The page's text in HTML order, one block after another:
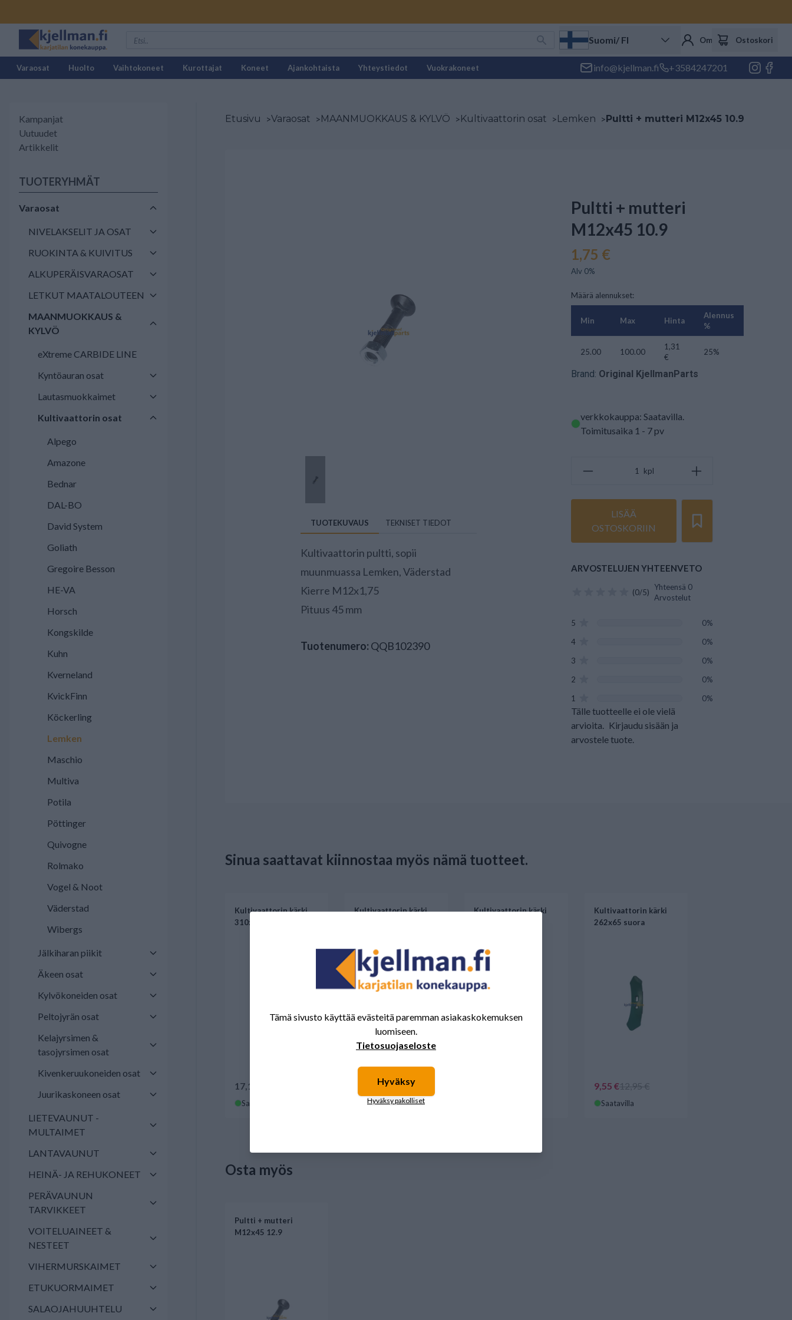
Suomi/ FI Oma tili Ostoskori
Varaosat Huolto Vaihtokoneet Kurottajat Koneet Ajankohtaista Yhteystiedot Vuokrakoneet info@kjellman.fi +3584247201
Kampanjat
Uutuudet
Artikkelit
TUOTERYHMÄT
Varaosat
NIVELAKSELIT JA OSAT
RUOKINTA & KUIVITUS
ALKUPERÄISVARAOSAT
LETKUT MAATALOUTEEN
MAANMUOKKAUS &
KYLVÖ
eXtreme CARBIDE LINE
Kyntöauran osat
Lautasmuokkaimet
Kultivaattorin osat
Alpego
Amazone
Bednar
DAL-BO
David System
Goliath
Gregoire Besson
HE-VA
Horsch
Kongskilde
Kuhn
Kverneland
KvickFinn
Köckerling
Lemken
Maschio
Multiva
Potila
Pöttinger
Quivogne
Rolmako
Vogel & Noot
Väderstad
Wibergs
Jälkiharan piikit
Äkeen osat
Kylvökoneiden osat
Peltojyrän osat
Kelajyrsimen &
tasojyrsimen osat
Kivenkeruukoneiden osat
Juurikaskoneen osat
LIETEVAUNUT -
MULTAIMET
LANTAVAUNUT
HEINÄ- JA REHUKONEET
PERÄVAUNUN
TARVIKKEET
VOITELUAINEET &
NESTEET
VIHERMURSKAIMET
ETUKUORMAIMET
SALAOJAHUUHTELU
Etusivu >Varaosat >MAANMUOKKAUS & KYLVÖ >Kultivaattorin osat >Lemken >Pultti + mutteri M12x45 10.9
TUOTEKUVAUS TEKNISET TIEDOT
Kultivaattorin pultti, sopii
muunmuassa Lemken, Väderstad
Kierre M12x1,75
Pituus 45 mm
Tuotenumero: QQB102390
Pultti + mutteri
M12x45 10.9
1,75 €
Alv 0%
Määrä alennukset:
Min Max Hinta
Alennus
%
25.00 100.00
1,31
€
25%
Brand: Original KjellmanParts
verkkokauppa: Saatavilla.
Toimitusaika 1 - 7 pv
kpl
LISÄÄ
OSTOSKORIIN
ARVOSTELUJEN YHTEENVETO
(0/5)
Yhteensä 0
Arvostelut
5
0%
4
0%
3
0%
2
0%
1
0%
Tälle tuotteelle ei ole vielä
arvioita. Kirjaudu sisään ja
arvostele tuote.
Sinua saattavat kiinnostaa myös nämä tuotteet.
Kultivaattorin kärki
310x70
17,17 €
Saatavilla
Kultivaattorin kärki
19,20 €
Saatavilla
Kultivaattorin kärki
Kultivaattorin kärki
262x65 suora
9,55 €12,95 €
Saatavilla
Osta myös
Pultti + mutteri
M12x45 12.9
Tämä sivusto käyttää evästeitä paremman asiakaskokemuksen
luomiseen.
Tietosuojaseloste
Hyväksy
Hyväksy pakolliset